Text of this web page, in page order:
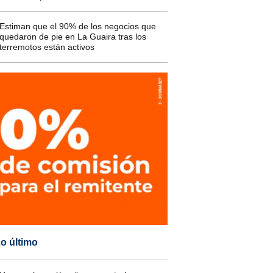
que el 90% de los negocios que
de pie en La Guaira tras los
están activos
último